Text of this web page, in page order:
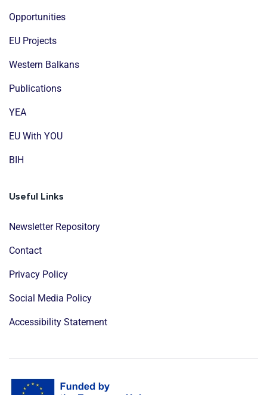
Opportunities
EU Projects
Western Balkans
Publications
YEA
EU With YOU
BIH
Useful Links
Newsletter Repository
Contact
Privacy Policy
Social Media Policy
Accessibility Statement